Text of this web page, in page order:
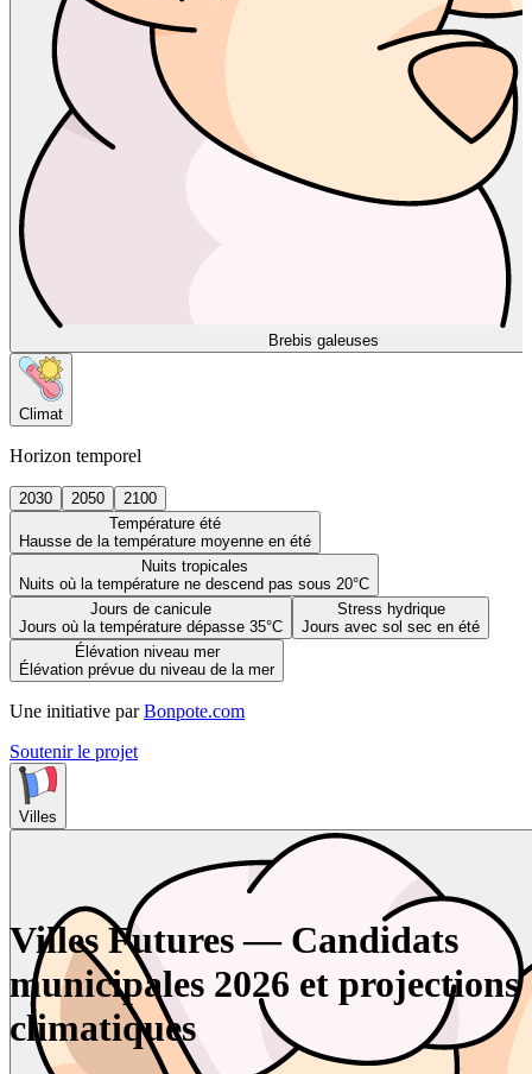
Brebis galeuses
Climat
Horizon temporel
2030 2050
2100
Température été
Hausse de la température moyenne en été
Nuits tropicales
Nuits où la température ne descend pas sous 20°C
Jours de canicule
Jours où la température dépasse 35°C
Stress hydrique
Jours avec sol sec en été
Élévation niveau mer
Élévation prévue du niveau de la mer
Une initiative par Bonpote.com
Soutenir le projet
Villes
Villes Futures — Candidats
municipales 2026 et projections
climatiques